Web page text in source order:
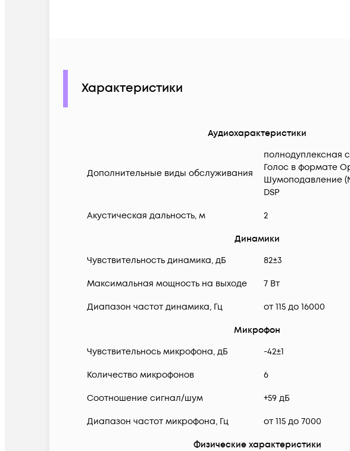
Характеристики
Аудиохарактеристики
Дополнительные виды обслуживания
полнодуплексная
Голос в формате
Шумоподавление
DSP
Акустическая дальность, м 2
Динамики
Чувствительность динамика, дБ
82±3
Максимальная мощность на выходе 7 Вт
Диапазон частот динамика, Гц от 115 до 16000
Микрофон
Чувствительнось микрофона, дБ
-42±1
Количество микрофонов 6
Соотношение сигнал/шум +59 дБ
Диапазон частот микрофона, Гц от 115 до 7000
Физические характеристики